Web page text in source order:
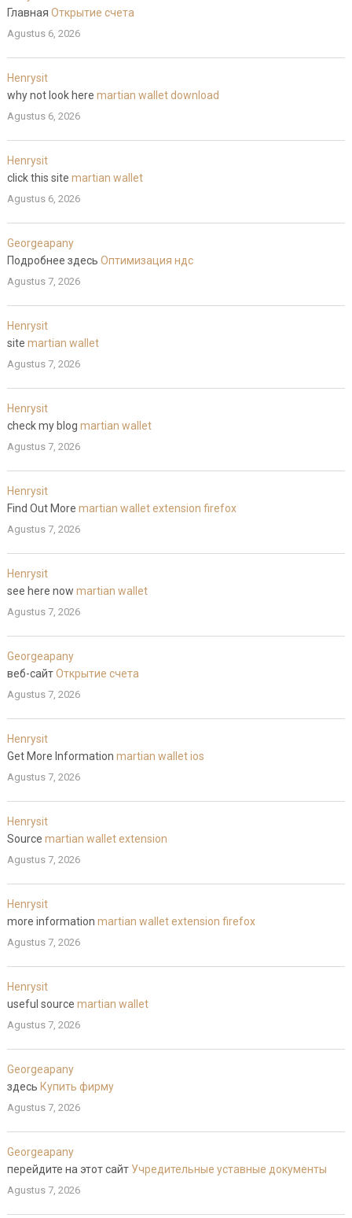
Главная Открытие счета
Agustus 6, 2026
Henrysit
why not look here martian wallet download
Agustus 6, 2026
Henrysit
click this site martian wallet
Agustus 6, 2026
Georgeapany
Подробнее здесь Оптимизация ндс
Agustus 7, 2026
Henrysit
site martian wallet
Agustus 7, 2026
Henrysit
check my blog martian wallet
Agustus 7, 2026
Henrysit
Find Out More martian wallet extension firefox
Agustus 7, 2026
Henrysit
see here now martian wallet
Agustus 7, 2026
Georgeapany
веб-сайтОткрытие счета
Agustus 7, 2026
Henrysit
Get More Information martian wallet ios
Agustus 7, 2026
Henrysit
Source martian wallet extension
Agustus 7, 2026
Henrysit
more information martian wallet extension firefox
Agustus 7, 2026
Henrysit
useful source martian wallet
Agustus 7, 2026
Georgeapany
здесь Купить фирму
Agustus 7, 2026
Georgeapany
перейдите на этот сайт Учредительные уставные документы
Agustus 7, 2026